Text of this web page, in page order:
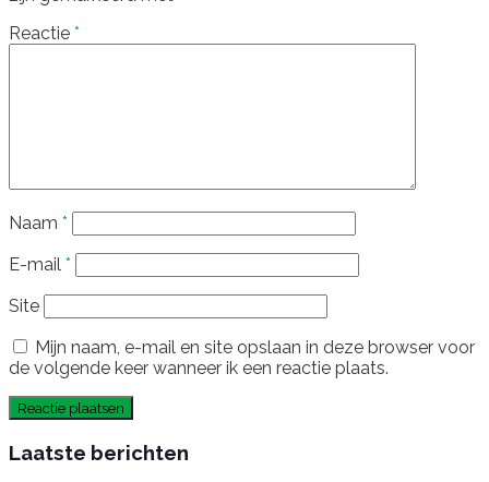
Reactie *
Naam *
E-mail *
Site
Mijn naam, e-mail en site opslaan in deze browser voor
de volgende keer wanneer ik een reactie plaats.
Laatste berichten